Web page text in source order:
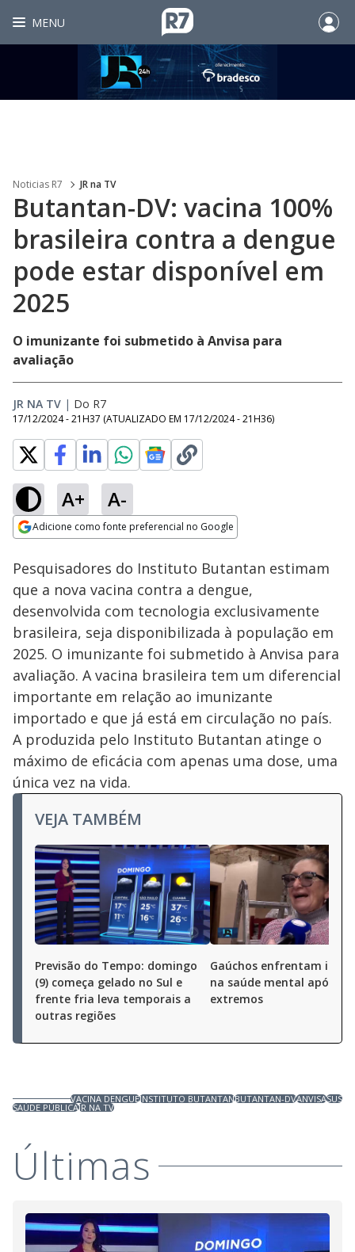
MENU
Noticias R7 JR na TV
Butantan-DV: vacina 100%
brasileira contra a dengue
pode estar disponível em
2025
O imunizante foi submetido à Anvisa para
avaliação
JR NA TV | Do R7
17/12/2024 - 21H37 (ATUALIZADO EM 17/12/2024 - 21H36)
A+ A-
Adicione como fonte preferencial no Google
Ativar
:
38.91%
Pesquisadores do Instituto Butantan estimam
que a nova vacina contra a dengue,
desenvolvida com tecnologia exclusivamente
brasileira, seja disponibilizada à população em
2025. O imunizante foi submetido à Anvisa para
avaliação. A vacina brasileira tem um diferencial
importante em relação ao imunizante
importado e que já está em circulação no país.
A produzida pelo Instituto Butantan atinge o
máximo de eficácia com apenas uma dose, uma
única vez na vida.
VEJA TAMBÉM
Previsão do Tempo: domingo
(9) começa gelado no Sul e
frente fria leva temporais a
outras regiões
Gaúchos enfrentam
na saúde mental após
extremos
VACINA DENGUEINSTITUTO BUTANTANBUTANTAN-DVANVISASUS
SAÚDE PÚBLICAJR NA TV
Últimas